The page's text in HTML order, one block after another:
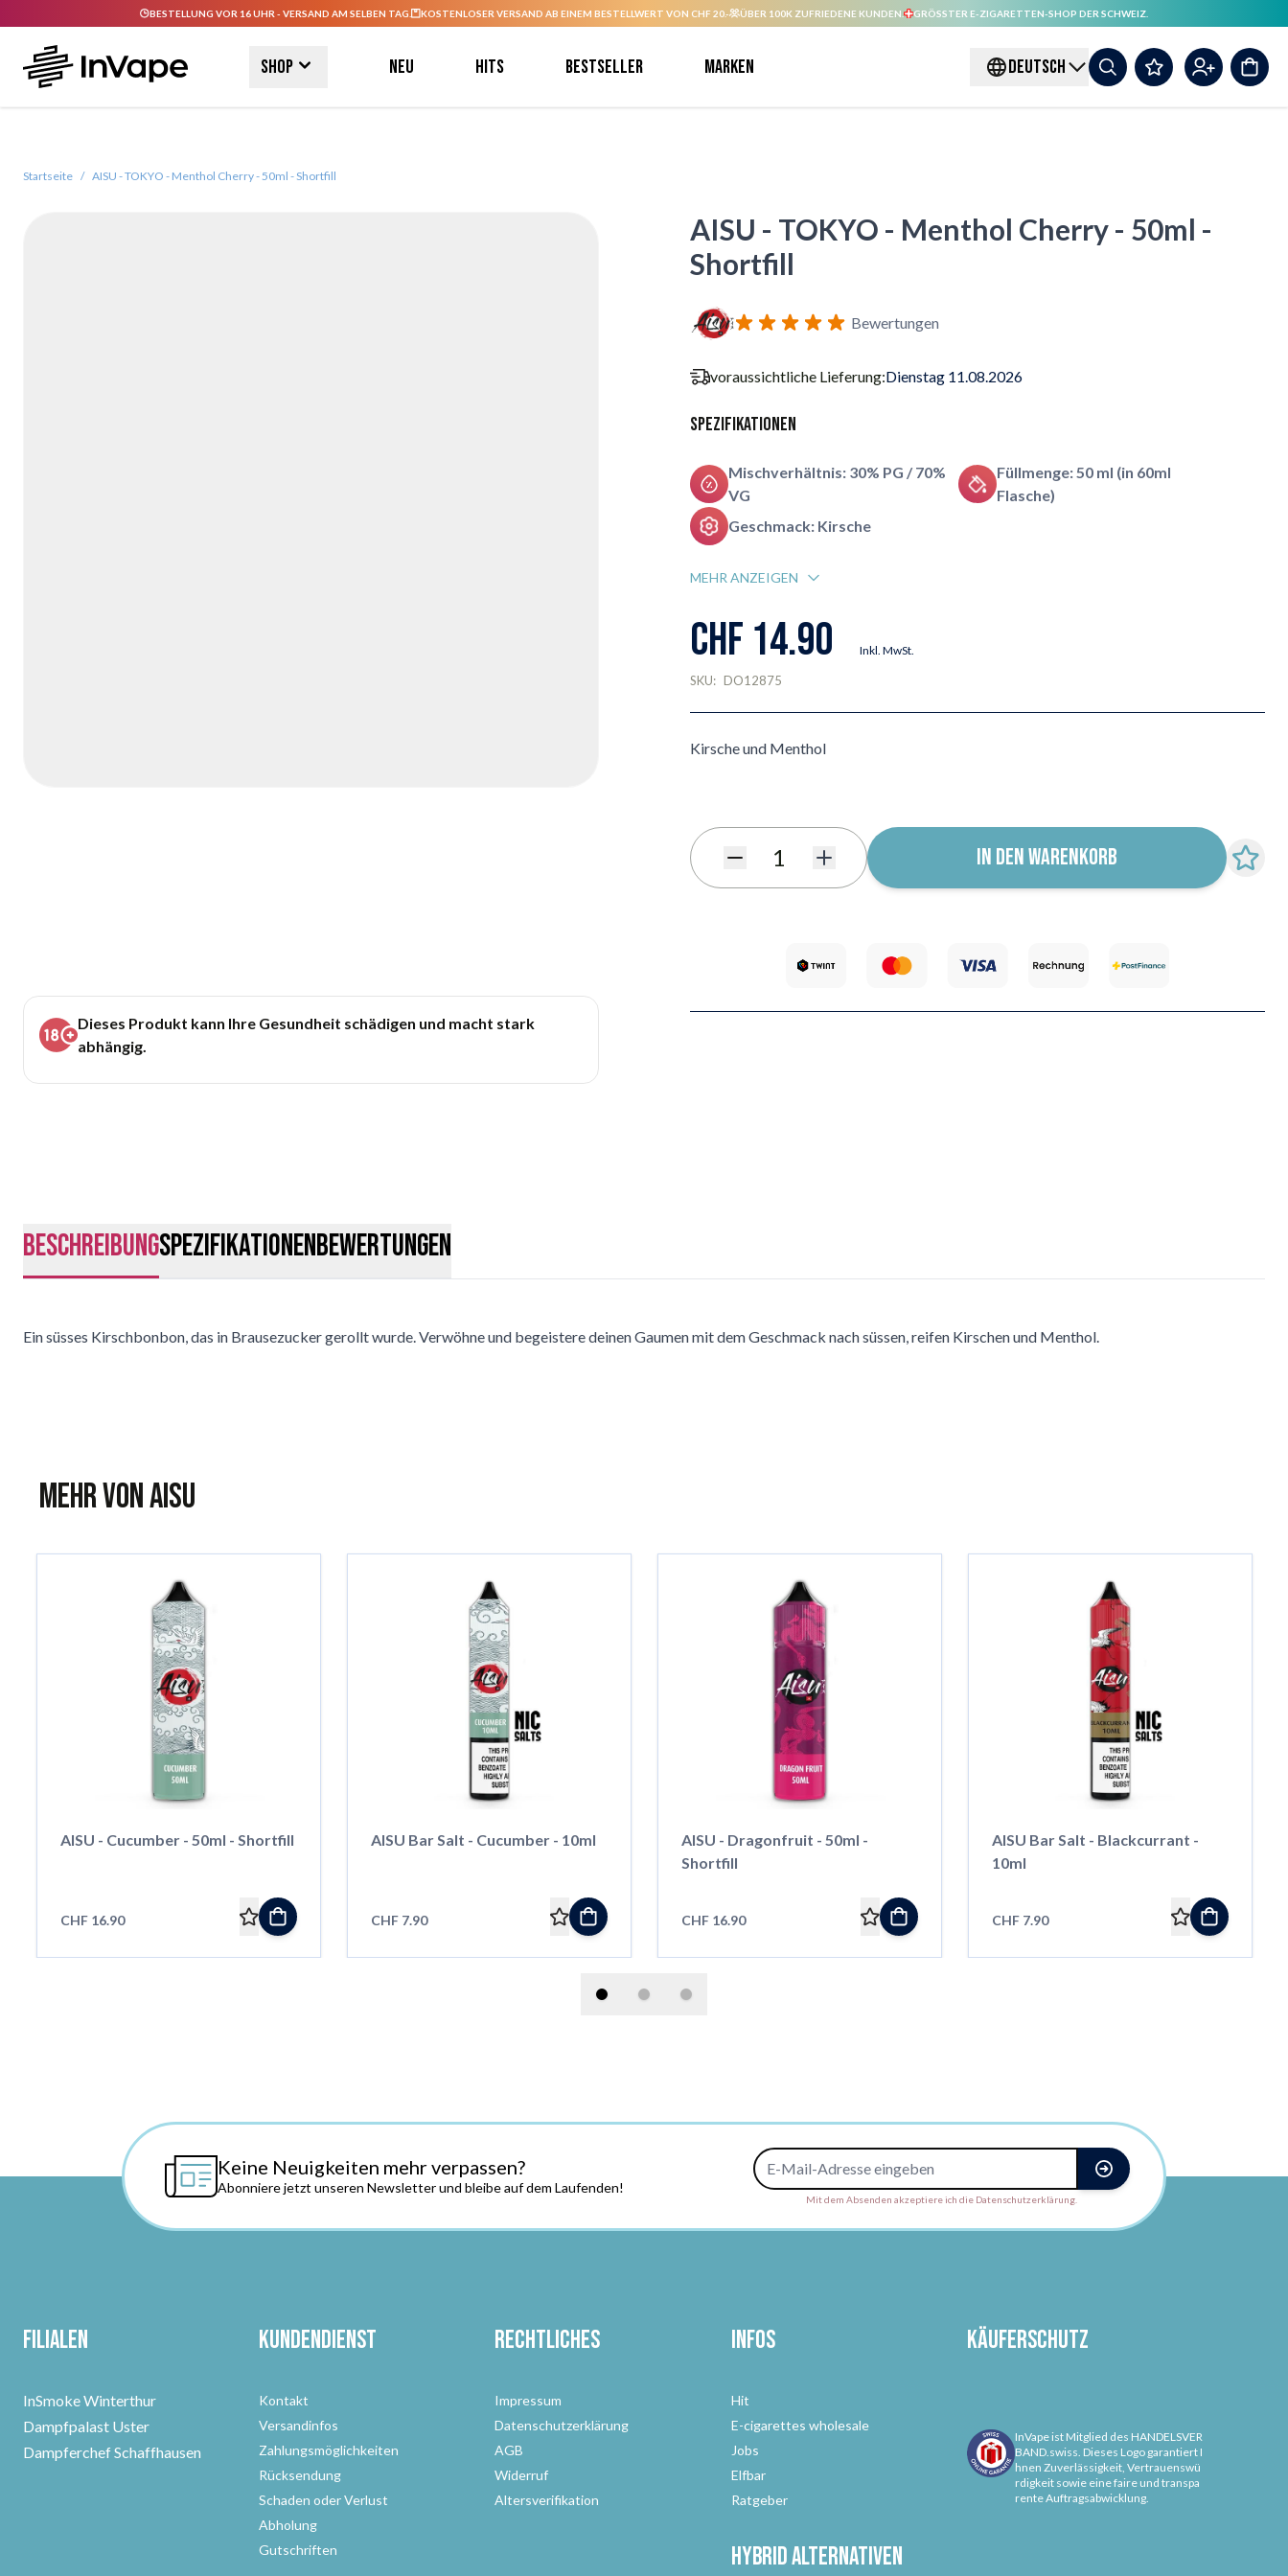
BESTELLUNG VOR 16 UHR - VERSAND AM SELBEN TAG. KOSTENLOSER VERSAND AB EINEM BESTELLWERT VON CHF 20.- ÜBER 100K ZUFRIEDENE KUNDEN. GRÖSSTER E-ZIGARETTEN-SHOP DER SCHWEIZ.
Shop Neu Hits Bestseller Marken DEUTSCH
Startseite / AISU - TOKYO - Menthol Cherry - 50ml - Shortfill
Dieses Produkt kann Ihre Gesundheit schädigen und macht stark
abhängig.
AISU - TOKYO - Menthol Cherry - 50ml -
Shortfill
Bewertungen
voraussichtliche Lieferung:Dienstag 11.08.2026
Spezifikationen
Mischverhältnis: 30% PG / 70%
VG
Füllmenge: 50 ml (in 60ml
Flasche)
Geschmack: Kirsche
MEHR ANZEIGEN
CHF 14.90 Inkl. MwSt.
SKU: DO12875
Kirsche und Menthol
IN DEN WARENKORB
BeschreibungSpezifikationenBewertungen
Ein süsses Kirschbonbon, das in Brausezucker gerollt wurde. Verwöhne und begeistere deinen Gaumen mit dem Geschmack nach süssen, reifen Kirschen und Menthol.
Mehr von AISU
AISU - Cucumber - 50ml - Shortfill
CHF 16.90
AISU Bar Salt - Cucumber - 10ml
CHF 7.90
AISU - Dragonfruit - 50ml -
Shortfill
CHF 16.90
AISU Bar Salt - Blackcurrant -
10ml
CHF 7.90
Keine Neuigkeiten mehr verpassen?
Abonniere jetzt unseren Newsletter und bleibe auf dem Laufenden!
E-Mail-Adresse
Mit dem Absenden akzeptiere ich die Datenschutzerklärung.
Filialen
InSmoke Winterthur
Dampfpalast Uster
Dampferchef Schaffhausen
Kundendienst
Kontakt
Versandinfos
Zahlungsmöglichkeiten
Rücksendung
Schaden oder Verlust
Abholung
Gutschriften
Rechtliches
Impressum
Datenschutzerklärung
AGB
Widerruf
Altersverifikation
Infos
Hit
E-cigarettes wholesale
Jobs
Elfbar
Ratgeber
Hybrid Alternativen
Käuferschutz
InVape ist Mitglied des HANDELSVER
BAND.swiss. Dieses Logo garantiert I
hnen Zuverlässigkeit, Vertrauenswü
rdigkeit sowie eine faire und transpa
rente Auftragsabwicklung.